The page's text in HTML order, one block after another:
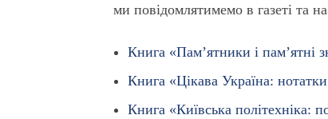
ми повідомлятимемо в газеті та на
Книга «Пам’ятники і пам’ятні
Книга «Цікава Україна:
Книга «Київська політехніка: